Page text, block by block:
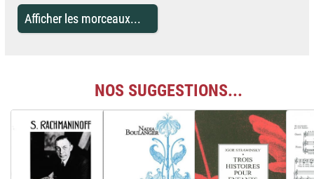
Afficher les morceaux...
NOS SUGGESTIONS...